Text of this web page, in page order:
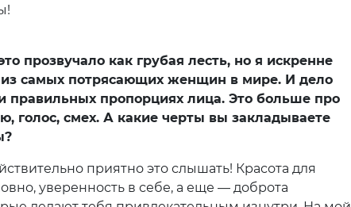
прозвучало как грубая лесть, но я искренне
из самых потрясающих женщин в мире. И дело
правильных пропорциях лица. Это больше про
голос, смех. А какие черты вы закладываете
приятно это слышать! Красота для
уверенность в себе, а еще — доброта